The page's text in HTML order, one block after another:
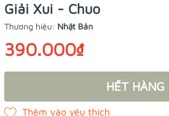
Giải Xui - Chuo
Thương hiệu: Nhật Bản
390.000₫
HẾT HÀNG